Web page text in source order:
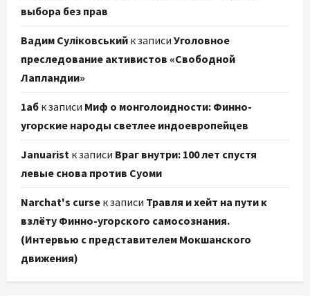
выбора без прав
Вадим Суліковський к записи Уголовное
преследование активистов «Свободной
Лапландии»
1аб к записи Миф о монголоидности: Финно-
угорские народы светлее индоевропейцев
Januarist к записи Враг внутри: 100 лет спустя
левые снова против Суоми
Narchat's curse к записи Травля и хейт на пути к
взлёту Финно-угорского самосознания.
(Интервью с представителем Мокшанского
движения)